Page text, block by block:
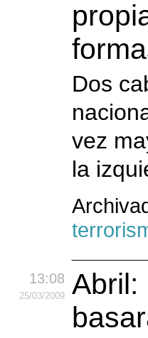
Dos
vez
la
13:08
25/03/2009
Abril: